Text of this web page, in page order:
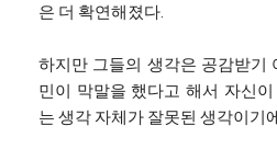
은 더 확연해졌다.
하지만 그들의 생각은 공감받기
민이 막말을 했다고 해서 자신
는 생각 자체가 잘못된 생각이기